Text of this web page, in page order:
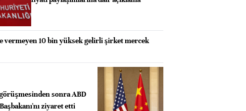
vermeyen 10 bin yüksek gelirli şirket mercek
sonra ABD
ziyaret etti